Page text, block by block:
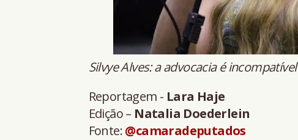
Silvye Alves: a advocacia é
Reportagem - Lara Haje
Edição – Natalia Doederlein
Fonte:@camaradeputados